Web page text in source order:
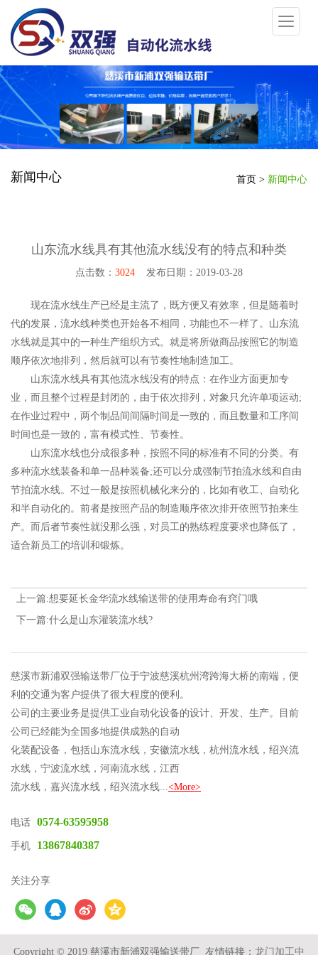
新闻中心 首页 > 新闻中心
山东流水线具有其他流水线没有的特点和种类
点击数： 3024 发布日期：2019-03-28
现在流水线生产已经是主流了，既方便又有效率，但是随着时
代的发展，流水线种类也开始各不相同，功能也不一样了。山东流
水线就是其中的一种生产组织方式。就是将所做商品按照它的制造
顺序依次地排列，然后就可以有节奏性地制造加工。
山东流水线具有其他流水线没有的特点：在作业方面更加专
业，而且整个过程是封闭的，由于依次排列，对象只允许单项运动;
在作业过程中，两个制品间间隔时间是一致的，而且数量和工序间
时间也是一致的，富有模式性、节奏性。
山东流水线也分成很多种，按照不同的标准有不同的分类。有
多种流水线装备和单一品种装备;还可以分成强制节拍流水线和自由
节拍流水线。不过一般是按照机械化来分的，比如有收工、自动化
和半自动化的。前者是按照产品的制造顺序依次排开依照节拍来生
产。而后者节奏性就没那么强，对员工的熟练程度要求也降低了，
适合新员工的培训和锻炼。
上一篇:想要延长金华流水线输送带的使用寿命有窍门哦
下一篇:什么是山东灌装流水线?
慈溪市新浦双强输送带厂位于宁波慈溪杭州湾跨海大桥的南端，便
利的交通为客户提供了很大程度的便利。
公司的主要业务是提供工业自动化设备的设计、开发、生产。目前
公司已经能为全国多地提供成熟的自动
化装配设备，包括山东流水线，安徽流水线，杭州流水线，绍兴流
水线，宁波流水线，河南流水线，江西
流水线，嘉兴流水线，绍兴流水线...<More>
电话 0574-63595958
手机 13867840387
关注分享
Copyright © 2019 慈溪市新浦双强输送带厂 友情链接： 龙门加工中